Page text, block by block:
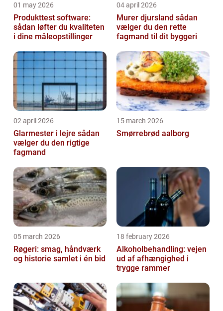
01 may 2026
Produkttest software:
sådan løfter du kvaliteten
i dine måleopstillinger
04 april 2026
Murer djursland sådan
vælger du den rette
fagmand til dit byggeri
02 april 2026
Glarmester i lejre sådan
vælger du den rigtige
fagmand
15 march 2026
Smørrebrød aalborg
05 march 2026
Røgeri: smag, håndværk
og historie samlet i én bid
18 february 2026
Alkoholbehandling: vejen
ud af afhængighed i
trygge rammer